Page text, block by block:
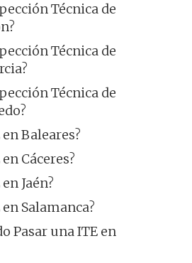
Técnica de
Técnica de
Técnica de
Baleares?
Cáceres?
Jaén?
Salamanca?
Pasar una ITE en